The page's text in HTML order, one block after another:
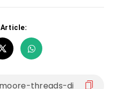
Article: